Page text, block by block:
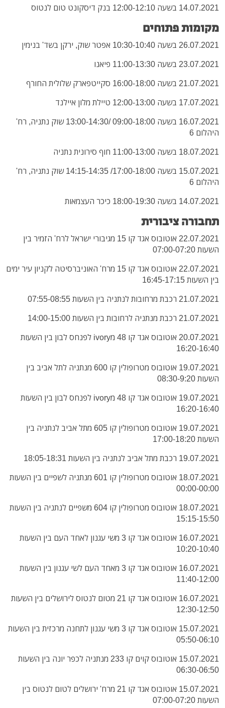
14.07.2021 בשעה 12:00-12:10 בנק דיסקונט טום לנטוס
מקומות פתוחים
26.07.2021 בשעה 10:30-10:40 אפטר שוק, ירקן בשד' בנימין
23.07.2021 בשעה 11:00-13:30 פיאנו
21.07.2021 בשעה 16:00-18:00 סקייטפארק שלולית החורף
17.07.2021 בשעה 12:00-13:00 טיילת מלון איילנד
16.07.2021 בשעה 09:00-18:00 /13:00-14:30 שוק נתניה, רח'
היהלום 6
18.07.2021 בשעה 11:00-13:00 חוף סירונית נתניה
15.07.2021 בשעה 17:00-18:00/ 14:15-14:35 שוק נתניה, רח'
היהלום 6
14.07.2021 בשעה 18:00-19:30 כיכר העצמאות
תחבורה ציבורית
22.07.2021 אוטובוס אגד קו 15 מגיבורי ישראל לרח' הזמיר בין
השעות 07:00-07:20
22.07.2021 אוטובוס אגד קו 15 מרח' האוניברסיטה לקניון עיר ימים
בין השעות 16:45-17:15
21.07.2021 רכבת מרחובות לנתניה בין השעות 07:55-08:55
21.07.2021 רכבת מנתניה לרחובות בין השעות 14:00-15:00
20.07.2021 אוטובוס אגד קו 48 מivory לפנחס לבון בין השעות
16:20-16:40
19.07.2021 אוטובוס מטרופולין קו 600 מנתניה לתל אביב בין
השעות 08:30-9:20
19.07.2021 אוטובוס אגד קו 48 מivory לפנחס לבון בין השעות
16:20-16:40
19.07.2021 אוטובוס מטרופולין קו 605 מתל אביב לנתניה בין
השעות 17:00-18:20
19.07.2021 רכבת מתל אביב לנתניה בין השעות 18:05-18:31
18.07.2021 אוטובוס מטרופולין קו 601 מנתניה לשפיים בין השעות
00:00-00:00
18.07.2021 אוטובוס מטרופולין קו 604 משפיים לנתניה בין השעות
15:15-15:50
16.07.2021 אוטובוס אגד קו 3 משי עגנון לאחד העם בין השעות
10:20-10:40
16.07.2021 אוטובוס אגד קו 3 מאחד העם לשי עגנון בין השעות
11:40-12:00
16.07.2021 אוטובוס אגד קו 21 מטום לנטוס לירושלים בין השעות
12:30-12:50
15.07.2021 אוטובוס אגד קו 3 משי עגנון לתחנה מרכזית בין השעות
05:50-06:10
15.07.2021 אוטובוס קוים קו 233 מנתניה לכפר יונה בין השעות
06:30-06:50
15.07.2021 אוטובוס אגד קו 21 מרח' ירושלים לטום לנטוס בין
השעות 07:00-07:20